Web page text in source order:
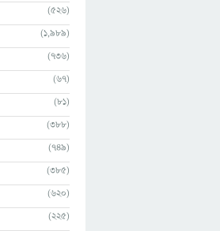
(526)
(1,989)
(736)
(67)
(81)
(388)
(749)
(385)
(620)
(225)